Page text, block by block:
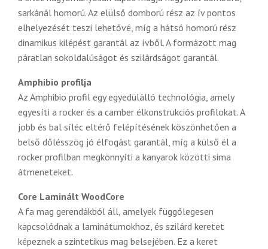
sarkánál homorú. Az elülső domború rész az ív pontos
elhelyezését teszi lehetővé, míg a hátsó homorú rész
dinamikus kilépést garantál az ívből. A formázott mag
páratlan sokoldalúságot és szilárdságot garantál.
Amphibio profilja
Az Amphibio profil egy egyedülálló technológia, amely
egyesíti a rocker és a camber élkonstrukciós profilokat. A
jobb és bal síléc eltérő felépítésének köszönhetően a
belső dőlésszög jó élfogást garantál, míg a külső él a
rocker profilban megkönnyíti a kanyarok közötti sima
átmeneteket.
Core Laminált WoodCore
A fa mag gerendákból áll, amelyek függőlegesen
kapcsolódnak a laminátumokhoz, és szilárd keretet
képeznek a szintetikus mag belsejében. Ez a keret